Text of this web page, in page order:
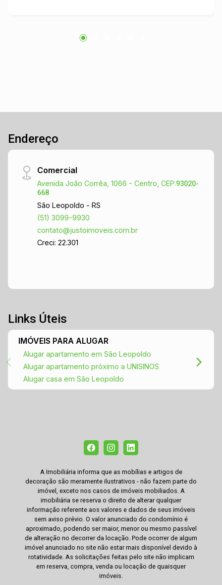
prontos para receber sua decoração. - Banheiro
proximidades, você encontrará supermercados,
público. Ideal para quem busca qualidade de
vida sem abrir mão da praticidade. Não perca
que une conforto, espaço e uma localização
estratégica. Agende sua visita e venha conhecer
pessoalmente! Contato: Para mais informações
e agendamento de visitas, entre em contato
pelo telefone ou e-mail. Estamos ansiosos para
ajudar você a encontrar o seu novo lar!
Endereço
Comercial
Avenida João Corrêa, 1066 - Centro, CEP:93020-
668
São Leopoldo - RS
(51) 3099-9930
contato@justoimoveis.com.br
Creci: 22.301
Links Úteis
IMÓVEIS PARA ALUGAR
Alugar apartamento em São Leopoldo
Alugar apartamento próximo a UNISINOS
Alugar casa em São Leopoldo
A Imobiliária informa que as mobílias e artigos de
decoração são meramente ilustrativos - não fazem parte do
imóvel, exceto nos casos de imóveis mobiliados. A
imobiliária se reserva o direito de alterar qualquer
informação referente aos valores e dados de seus imóveis
sem aviso prévio. O valor anunciado do condomínio é
aproximado, podendo ser maior, menor ou mesmo passível
de alteração no decorrer da locação. Pode ocorrer de algum
imóvel anunciado no site não estar mais disponível devido à
rotatividade. As solicitações feitas pelo site não implicam
em reserva, compra, venda ou locação de quaisquer
imóveis.